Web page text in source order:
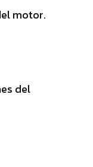
motor.
del